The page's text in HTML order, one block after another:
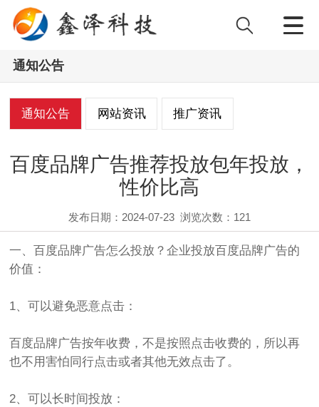
通知公告
通知公告 网站资讯 推广资讯
百度品牌广告推荐投放包年投放，
性价比高
发布日期：2024-07-23 浏览次数： 121
一、百度品牌广告怎么投放？企业投放百度品牌广告的
价值：
1、可以避免恶意点击：
百度品牌广告按年收费，不是按照点击收费的，所以再
也不用害怕同行点击或者其他无效点击了。
2、可以长时间投放：